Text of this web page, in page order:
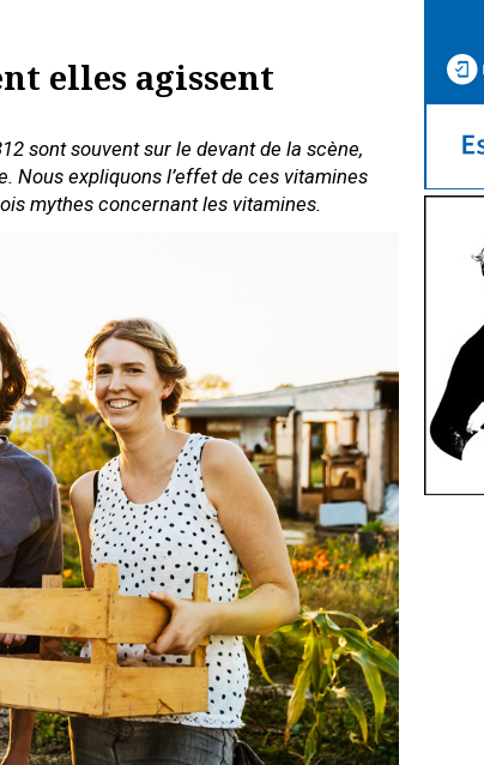
elles agissent
sont souvent sur le devant de la scène,
Nous expliquons l’effet de ces vitamines
mythes concernant les vitamines.